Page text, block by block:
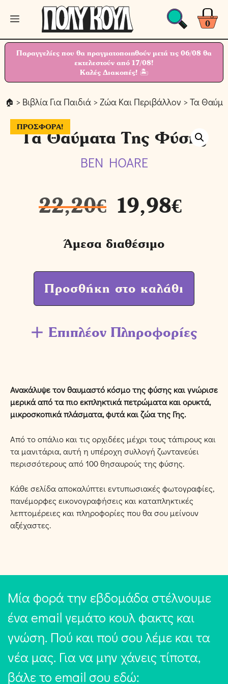
Μετάβαση
περιεχόμενο
0
Μενού
Παραγγελίες που θα πραγματοποιηθούν μετά τις 06/08 θα
εκτελεστούν από 17/08!
Καλές Διακοπές! 🏝
> Βιβλία Για Παιδιά >Ζώα Και Περιβάλλον > Τα
ΠΡΟΣΦΟΡΆ!
Τα Θαύματα Της Φύσης
BEN HOARE
22,20€ 19,98€
Άμεσα διαθέσιμο
Προσθήκη στο καλάθι
Επιπλέον Πληροφορίες
Ανακάλυψε τον θαυμαστό κόσμο της φύσης και γνώρισε
μερικά από τα πιο εκπληκτικά πετρώματα και ορυκτά,
μικροσκοπικά πλάσματα, φυτά και ζώα της Γης.
Από το οπάλιο και τις ορχιδέες μέχρι τους τάπιρους και
τα μανιτάρια, αυτή η υπέροχη συλλογή ζωντανεύει
περισσότερους από 100 θησαυρούς της φύσης.
Κάθε σελίδα αποκαλύπτει εντυπωσιακές φωτογραφίες,
πανέμορφες εικονογραφήσεις και καταπληκτικές
λεπτομέρειες και πληροφορίες που θα σου μείνουν
αξέχαστες.
Μία φορά την εβδομάδα στέλνουμε
ένα email γεμάτο κουλ φακτς και
γνώση. Πού και πού σου λέμε και τα
νέα μας. Για να μην χάνεις τίποτα,
βάλε το email σου εδώ: